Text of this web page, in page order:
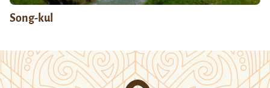
Song-kul